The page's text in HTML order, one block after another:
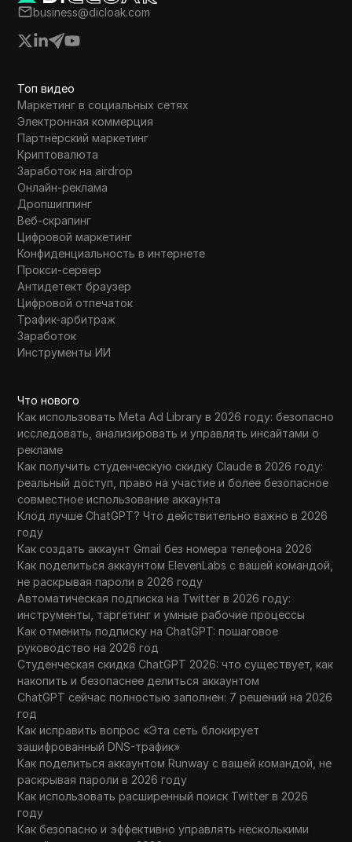
Golden Shovel NFT и
ссылкой на биржу Bybit и
business@dicloak.com
Топ видео
Маркетинг в социальных сетях
Электронная коммерция
Партнёрский маркетинг
Криптовалюта
Заработок на airdrop
Онлайн-реклама
Дропшиппинг
Веб-скрапинг
Цифровой маркетинг
Конфиденциальность в интернете
Прокси-сервер
Антидетект браузер
Цифровой отпечаток
Трафик-арбитраж
Заработок
Инструменты ИИ
Что нового
Как использовать Meta Ad Library в 2026 году: безопасно
исследовать, анализировать и управлять инсайтами о
рекламе
Как получить студенческую скидку Claude в 2026 году:
реальный доступ, право на участие и более безопасное
совместное использование аккаунта
Клод лучше ChatGPT? Что действительно важно в 2026
году
Как создать аккаунт Gmail без номера телефона 2026
Как поделиться аккаунтом ElevenLabs с вашей командой,
не раскрывая пароли в 2026 году
Автоматическая подписка на Twitter в 2026 году:
инструменты, таргетинг и умные рабочие процессы
Как отменить подписку на ChatGPT: пошаговое
руководство на 2026 год
Студенческая скидка ChatGPT 2026: что существует, как
накопить и безопаснее делиться аккаунтом
ChatGPT сейчас полностью заполнен: 7 решений на 2026
год
Как исправить вопрос «Эта сеть блокирует
зашифрованный DNS-трафик»
Как поделиться аккаунтом Runway с вашей командой, не
раскрывая пароли в 2026 году
Как использовать расширенный поиск Twitter в 2026
году
Как безопасно и эффективно управлять несколькими